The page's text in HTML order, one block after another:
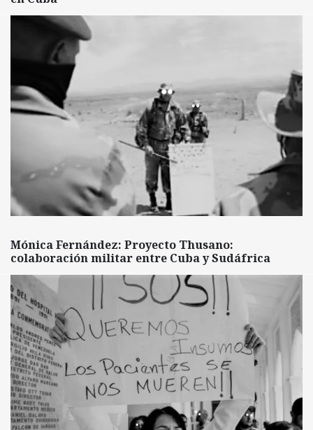
Mónica Fernández: Proyecto Thusano:
colaboración militar entre Cuba y Sudáfrica